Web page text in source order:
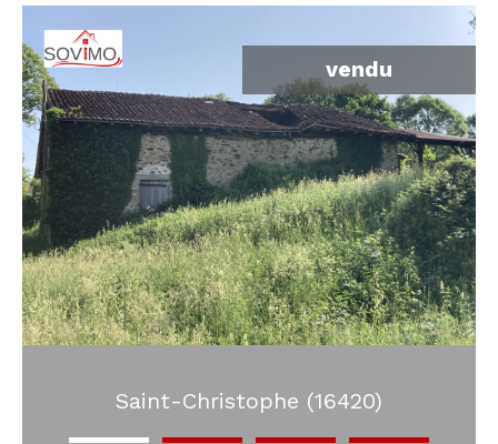
vendu
Saint-Christophe (16420)